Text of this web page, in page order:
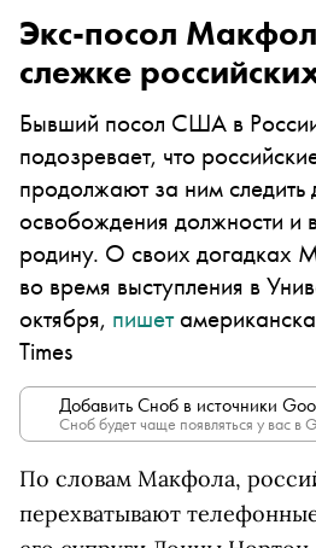
Экс-посол
слежке
Бывший посол США в
подозревает, что
продолжают за ним следить
освобождения должности и
родину. О своих догадках
во время выступления в
октября, пишет
Times
Добавить Сноб в источники
Сноб будет чаще появляться у вас в
По словам Макфола,
перехватывают